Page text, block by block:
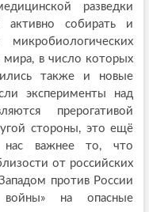
разведки
собирать и
мира, в число которых
также и новые
эксперименты над
прерогативой
стороны, это ещё
нас важнее то, что
от российских
против России
войны» на опасные